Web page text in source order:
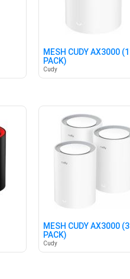
MESH CUDY AX3000 (1
PACK)
Cudy
MESH CUDY AX3000 (3
PACK)
Cudy